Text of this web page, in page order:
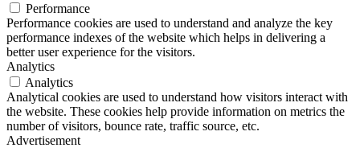
Performance
Performance cookies are used to understand and analyze the key
performance indexes of the website which helps in delivering a
better user experience for the visitors.
Analytics
Analytics
Analytical cookies are used to understand how visitors interact with
the website. These cookies help provide information on metrics the
number of visitors, bounce rate, traffic source, etc.
Advertisement